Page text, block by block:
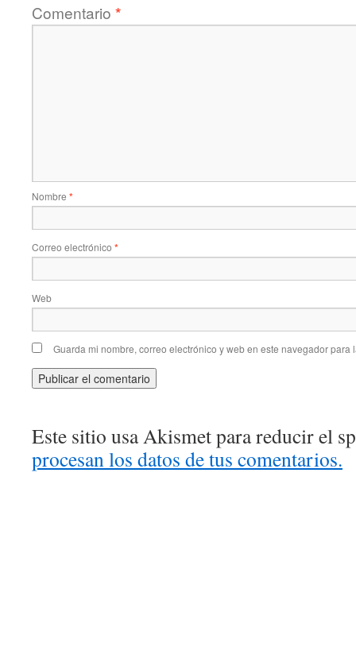
Comentario *
Nombre *
Correo electrónico *
Web
Guarda mi nombre, correo electrónico y web en este navegador para
Este sitio usa Akismet para reducir el
procesan los datos de tus comentarios.